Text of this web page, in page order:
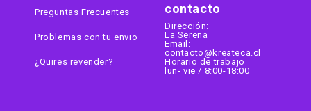
contacto
Dirección:
La Serena
Email:
contacto@kreateca.cl
Horario de trabajo
lun- vie / 8:00-18:00
Preguntas Frecuentes
Problemas con tu envio
¿Quires revender?